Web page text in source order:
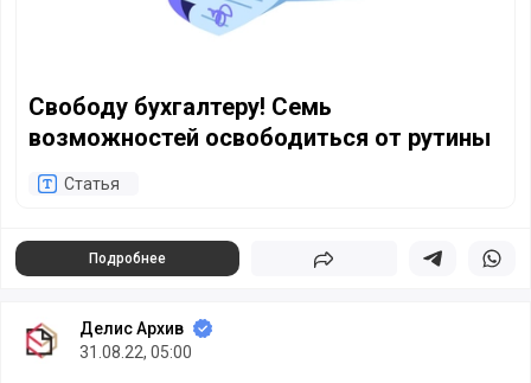
Свободу бухгалтеру! Семь
возможностей освободиться от рутины
Статья
Подробнее Поделиться Поделиться в
Делис Архив
31.08.22, 05:00